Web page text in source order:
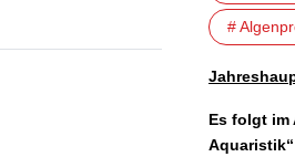
#
Es folgt im
Aquaristik“